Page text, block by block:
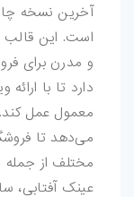
افزونه-وردپرس
طرح-لایه-باز
بروشور-و-کاتالوگ
پوستر
کارت-ویزیت
است. این قالب
و مدرن برای
دارد تا با
می‌دهد تا
مختلف از جمله
عینک آفتابی،